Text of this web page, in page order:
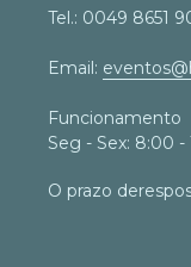
Tel.: 0049 8651
Email:
Funcionamento
Seg - Sex: 8:00 -
O prazo